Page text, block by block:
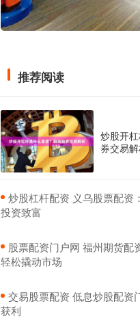
推荐阅读
炒股开
券交易
炒股杠杆配资 义乌股票配资
投资致富
股票配资门户网 福州期货配
轻松撬动市场
交易股票配资 低息炒股配资
获利